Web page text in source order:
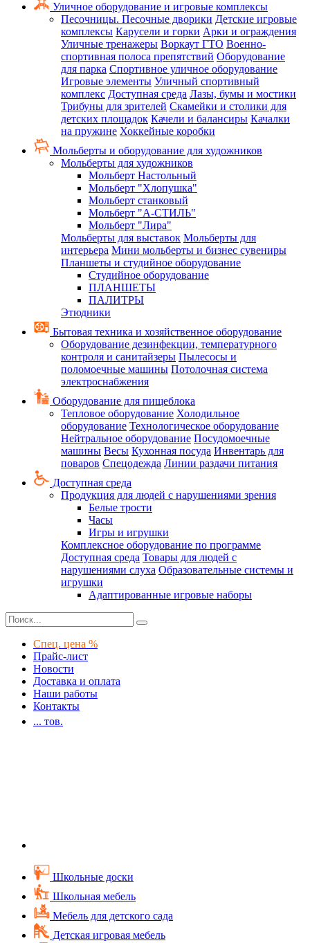
Уличное оборудование и игровые комплексы
Песочницы. Песочные дворики Детские игровые
комплексы Карусели и горки Арки и ограждения
Уличные тренажеры Воркаут ГТО Военно-
спортивная полоса препятствий Оборудование
для парка Спортивное уличное оборудование
Игровые элементы Уличный спортивный
комплекс Доступная среда Лазы, бумы и мостики
Трибуны для зрителей Скамейки и столики для
детских площадок Качели и балансиры Качалки
на пружине Хоккейные коробки
Мольберты и оборудование для художников
Мольберты для художников
Мольберт Настольный
Мольберт "Хлопушка"
Мольберт станковый
Мольберт "А-СТИЛЬ"
Мольберт "Лира"
Мольберты для выставок Мольберты для
интерьера Мини мольберты и бизнес сувениры
Планшеты и студийное оборудование
Студийное оборудование
ПЛАНШЕТЫ
ПАЛИТРЫ
Этюдники
Бытовая техника и хозяйственное оборудование
Оборудование дезинфекции, температурного
контроля и санитайзеры Пылесосы и
поломоечные машины Потолочная система
электроснабжения
Оборудование для пищеблока
Тепловое оборудование Холодильное
оборудование Технологическое оборудование
Нейтральное оборудование Посудомоечные
машины Весы Кухонная посуда Инвентарь для
поваров Спецодежда Линии раздачи питания
Доступная среда
Продукция для людей с нарушениями зрения
Белые трости
Часы
Игры и игрушки
Комплексное оборудование по программе
Доступная среда Товары для людей с
нарушениями слуха Образовательные системы и
игрушки
Адаптированные игровые наборы
Спец. цена %
Прайс-лист
Новости
Доставка и оплата
Наши работы
Контакты
... тов.
Школьные доски
Школьная мебель
Мебель для детского сада
Детская игровая мебель